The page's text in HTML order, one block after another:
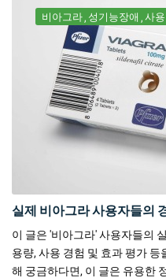
비아그라 성기능장애 사
실제 비아그라 사용자들의
이 글은 '비아그라' 사용자들의
용량, 사용 경험 및 효과 평가
해 궁금하다면, 이 글은 유용한